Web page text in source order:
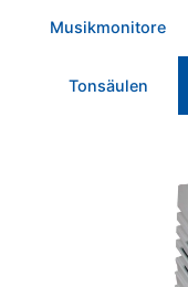
Musikmonitore
Tonsäulen